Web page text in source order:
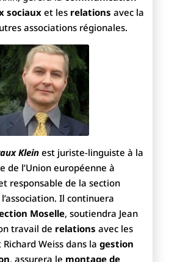
sociaux et les relations avec la
associations régionales.
Kleinest juriste-linguiste à la
de l’Union européenne à
responsable de la section
Il continuera
Moselle, soutiendra Jean
travail de relations avec les
Weiss dans la gestion
, assurera le montage de